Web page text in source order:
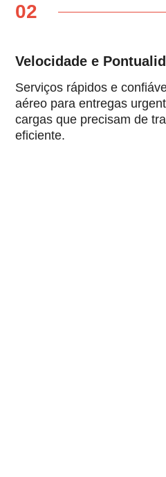
02
Velocidade e
Serviços rápidos e
aéreo para entregas
cargas que precisam de
eficiente.